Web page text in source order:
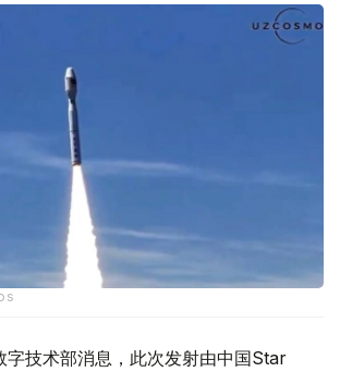
字技术部消息，此次发射由中国Star